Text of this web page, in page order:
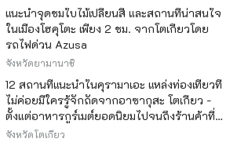
แนะนำจุดชมใบไม้เปลี่ยนสี และสถานที่น่าสนใจ
ในเมืองโฮคุโตะ เพียง 2 ชม. จากโตเกียวโดย
รถไฟด่วน Azusa
จังหวัดยามานาชิ
12 สถานที่แนะนำในคุรามาเอะ แหล่งท่องเที่ยวที่
ไม่ค่อยมีใครรู้จักถัดจากอาซากุสะ โตเกียว -
ตั้งแต่อาหารกูร์เมต์ยอดนิยมไปจนถึงร้านค้าที่มี
เอกลักษณ์ -
จังหวัดโตเกียว